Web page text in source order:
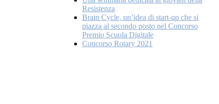
Resistenza
Brain Cycle, un’idea di start-up che si
piazza al secondo posto nel Concorso
Premio Scuola Digitale
Concorso Rotary 2021